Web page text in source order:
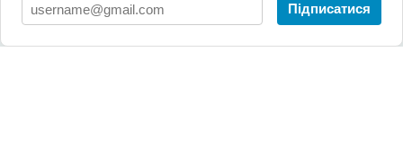
ГС «Коаліція за вакцинацію» і не обов’язково відображає точку зору USAID
або Уряду США.
Підписатися